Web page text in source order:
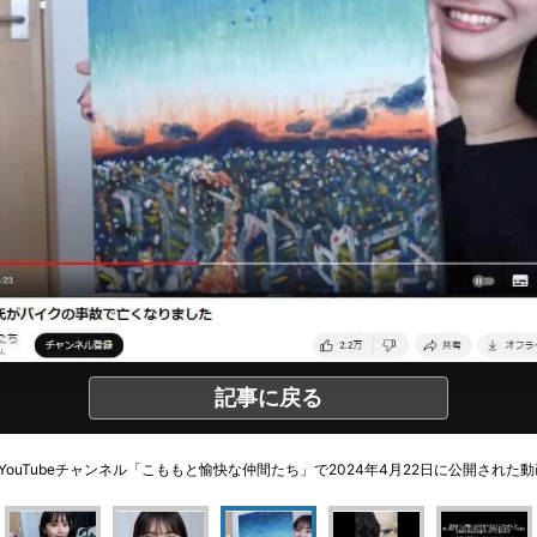
記事に戻る
チャンネル「こももと愉快な仲間たち」で2024年4月22日に公開された